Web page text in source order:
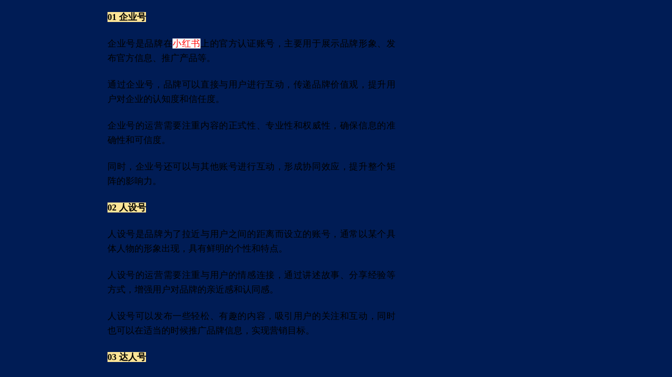
01 企业号
企业号是品牌在小红书上的官方认证账号，主要用于展示品牌形象、发
布官方信息、推广产品等。
通过企业号，品牌可以直接与用户进行互动，传递品牌价值观，提升用
户对企业的认知度和信任度。
企业号的运营需要注重内容的正式性、专业性和权威性，确保信息的准
确性和可信度。
同时，企业号还可以与其他账号进行互动，形成协同效应，提升整个矩
阵的影响力。
02 人设号
人设号是品牌为了拉近与用户之间的距离而设立的账号，通常以某个具
体人物的形象出现，具有鲜明的个性和特点。
人设号的运营需要注重与用户的情感连接，通过讲述故事、分享经验等
方式，增强用户对品牌的亲近感和认同感。
人设号可以发布一些轻松、有趣的内容，吸引用户的关注和互动，同时
也可以在适当的时候推广品牌信息，实现营销目标。
03 达人号